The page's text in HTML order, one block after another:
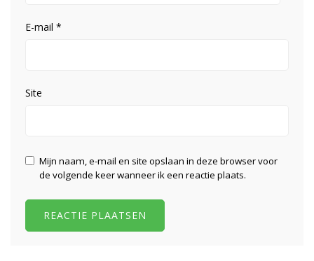
E-mail *
Site
Mijn naam, e-mail en site opslaan in deze browser voor
de volgende keer wanneer ik een reactie plaats.